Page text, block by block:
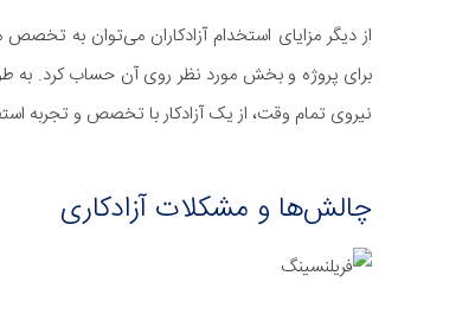
از دیگر مزایای استخدام آزادکاران می‌توان به
برای پروژه و بخش مورد نظر روی آن حساب کرد. به
نیروی تمام وقت، از یک آزادکار با تخصص و تجربه‌
چالش‌ها و مشکلات آزادکاری